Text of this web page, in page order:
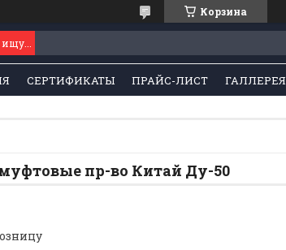
Корзина
СЕРТИФИКАТЫ ПРАЙС-ЛИСТ ГАЛЛЕРЕЯ
пр-во Китай Ду-50